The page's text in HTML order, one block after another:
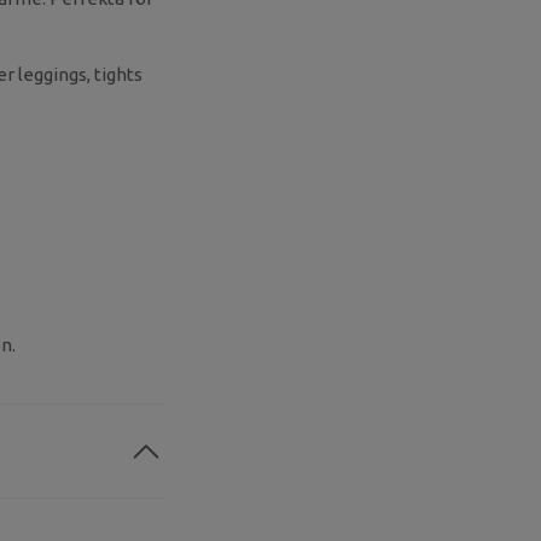
leggings, tights